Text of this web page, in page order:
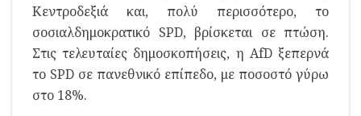
Κεντροδεξιά και, πολύ περισσότερο, το
σοσιαλδημοκρατικό SPD, βρίσκεται σε πτώση.
Στις τελευταίες δημοσκοπήσεις, η AfD ξεπερνά
το SPD σε πανεθνικό επίπεδο, με ποσοστό γύρω
στο 18%.